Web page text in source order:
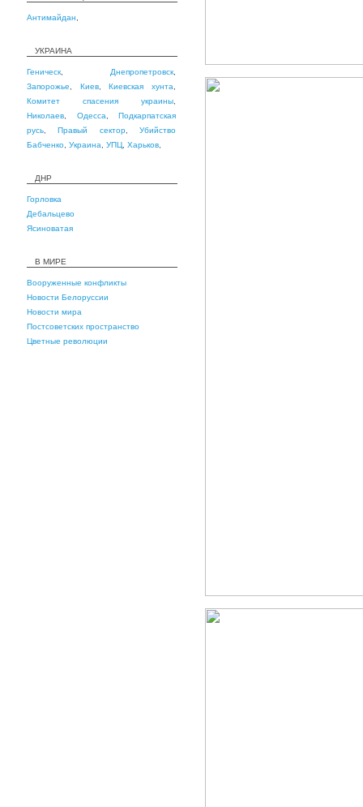
Антимайдан
УКРАИНА
Геническ Днепропетровск
Запорожье
Киев,Киевская хунта
Комитет спасения украины
Николаев
Одесса
Подкарпатская
русь ,Правый сектор,Убийство
Бабченко Украина УПЦ Харьков
ДНР
Горловка
Дебальцево
Ясиноватая
В МИРЕ
Вооруженные конфликты
Новости Белоруссии
Новости мира
Постсоветских пространство
Цветные революции